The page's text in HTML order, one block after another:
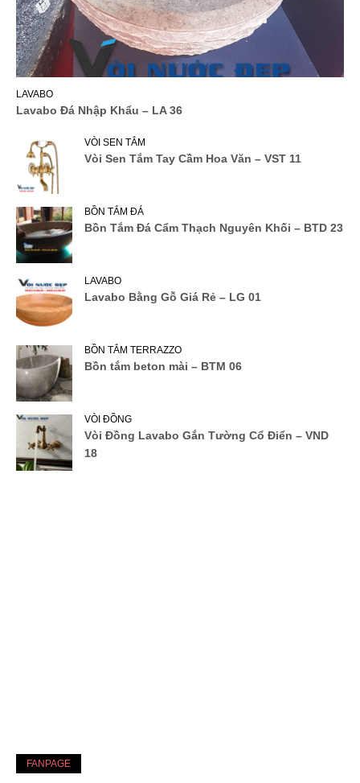
LAVABO
Lavabo Đá Nhập Khẩu – LA 36
VÒI SEN TẮM
Vòi Sen Tắm Tay Cầm Hoa Văn – VST 11
BỒN TẮM ĐÁ
Bồn Tắm Đá Cẩm Thạch Nguyên Khối – BTD 23
LAVABO
Lavabo Bằng Gỗ Giá Rẻ – LG 01
BỒN TẮM TERRAZZO
Bồn tắm beton mài – BTM 06
VÒI ĐỒNG
Vòi Đồng Lavabo Gắn Tường Cổ Điển – VND
18
FANPAGE